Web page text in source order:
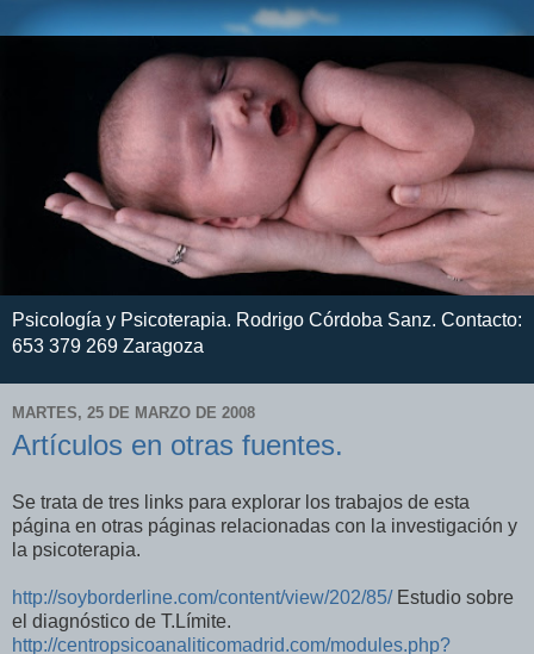
Psicología y Psicoterapia. Rodrigo Córdoba Sanz. Contacto:
653 379 269 Zaragoza
MARTES, 25 DE MARZO DE 2008
Artículos en otras fuentes.
Se trata de tres links para explorar los trabajos de esta
página en otras páginas relacionadas con la investigación y
la psicoterapia.
http://soyborderline.com/content/view/202/85/Estudio sobre
el diagnóstico de T.Límite.
http://centropsicoanaliticomadrid.com/modules.php?